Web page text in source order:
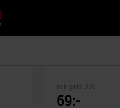
rek-pris 99:-
69:-